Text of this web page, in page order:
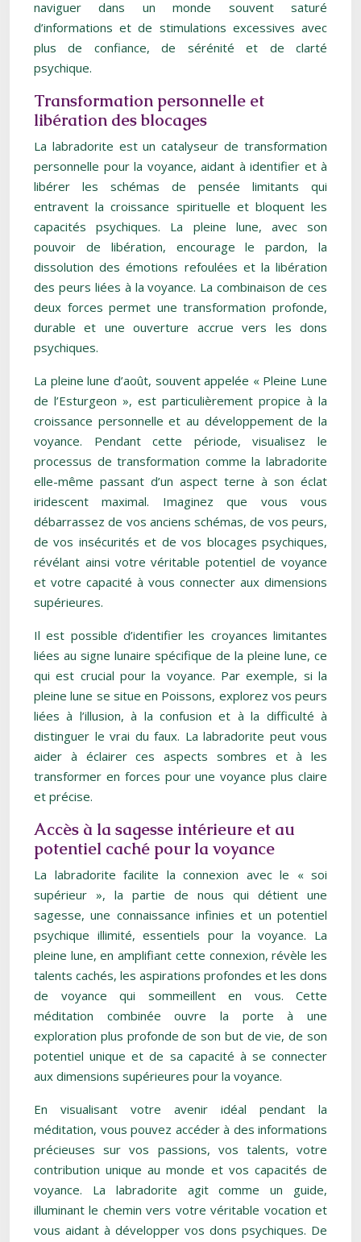
naviguer dans un monde souvent saturé
d’informations et de stimulations excessives avec
plus de confiance, de sérénité et de clarté
psychique.
Transformation personnelle et
libération des blocages
La labradorite est un catalyseur de transformation
personnelle pour la voyance, aidant à identifier et à
libérer les schémas de pensée limitants qui
entravent la croissance spirituelle et bloquent les
capacités psychiques. La pleine lune, avec son
pouvoir de libération, encourage le pardon, la
dissolution des émotions refoulées et la libération
des peurs liées à la voyance. La combinaison de ces
deux forces permet une transformation profonde,
durable et une ouverture accrue vers les dons
psychiques.
La pleine lune d’août, souvent appelée « Pleine Lune
de l’Esturgeon », est particulièrement propice à la
croissance personnelle et au développement de la
voyance. Pendant cette période, visualisez le
processus de transformation comme la labradorite
elle-même passant d’un aspect terne à son éclat
iridescent maximal. Imaginez que vous vous
débarrassez de vos anciens schémas, de vos peurs,
de vos insécurités et de vos blocages psychiques,
révélant ainsi votre véritable potentiel de voyance
et votre capacité à vous connecter aux dimensions
supérieures.
Il est possible d’identifier les croyances limitantes
liées au signe lunaire spécifique de la pleine lune, ce
qui est crucial pour la voyance. Par exemple, si la
pleine lune se situe en Poissons, explorez vos peurs
liées à l’illusion, à la confusion et à la difficulté à
distinguer le vrai du faux. La labradorite peut vous
aider à éclairer ces aspects sombres et à les
transformer en forces pour une voyance plus claire
et précise.
Accès à la sagesse intérieure et au
potentiel caché pour la voyance
La labradorite facilite la connexion avec le « soi
supérieur », la partie de nous qui détient une
sagesse, une connaissance infinies et un potentiel
psychique illimité, essentiels pour la voyance. La
pleine lune, en amplifiant cette connexion, révèle les
talents cachés, les aspirations profondes et les dons
de voyance qui sommeillent en vous. Cette
méditation combinée ouvre la porte à une
exploration plus profonde de son but de vie, de son
potentiel unique et de sa capacité à se connecter
aux dimensions supérieures pour la voyance.
En visualisant votre avenir idéal pendant la
méditation, vous pouvez accéder à des informations
précieuses sur vos passions, vos talents, votre
contribution unique au monde et vos capacités de
voyance. La labradorite agit comme un guide,
illuminant le chemin vers votre véritable vocation et
vous aidant à développer vos dons psychiques. De